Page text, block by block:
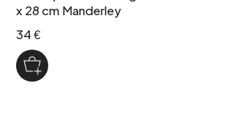
x 28 cm Manderley
34 €